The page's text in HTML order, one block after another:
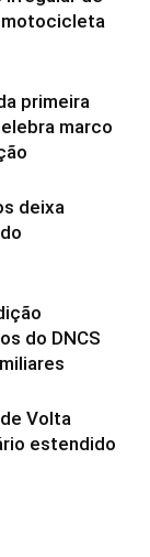
motocicleta
primeira
marco
deixa
do DNCS
Volta
estendido